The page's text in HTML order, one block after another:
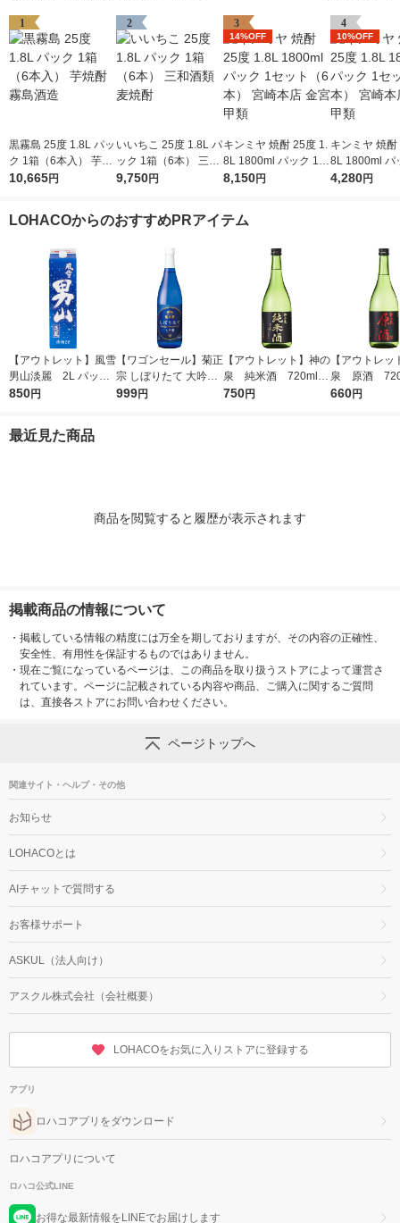
1
黒霧島 25度 1.8L パッ
ク 1箱（6本入） 芋焼
酎 霧島酒造
10,665円
2
いいちこ 25度 1.8L パ
ック 1箱（6本） 三和
酒類 麦焼酎
9,750円
3
14%OFF
キンミヤ 焼酎 25度 1.
8L 1800ml パック 1セ
ット（6本） 宮崎本店
8,150円
4
10%OFF
キンミヤ 焼
8L 1800ml パ
ット（3本）
4,280円
LOHACOからのおすすめPRアイテム
【アウトレット】風雪
男山淡麗 2L パック
1本 東亜酒造 日本酒
850円
【ワゴンセール】菊正
宗 しぼりたて 大吟醸
720ml 1本 日本酒
999円
【アウトレット】神の
泉 純米酒 720ml 1
本 東亜酒造 日本酒
750円
【アウトレッ
泉 原酒
本 東亜酒造
660円
最近見た商品
商品を閲覧すると履歴が表示されます
掲載商品の情報について
・ 掲載している情報の精度には万全を期しておりますが、その内容の正確性、
安全性、有用性を保証するものではありません。
・ 現在ご覧になっているページは、この商品を取り扱うストアによって運営さ
れています。ページに記載されている内容や商品、ご購入に関するご質問
は、直接各ストアにお問い合わせください。
ページトップへ
関連サイト・ヘルプ・その他
お知らせ
LOHACOとは
AIチャットで質問する
お客様サポート
ASKUL（法人向け）
アスクル株式会社（会社概要）
LOHACOをお気に入りストアに登録する
アプリ
ロハコアプリをダウンロード
ロハコアプリについて
ロハコ公式LINE
お得な最新情報をLINEでお届けします